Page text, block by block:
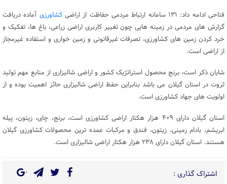
فتاحی ادامه داد: ۱۳۱ سامانه ارتباط مردمی حفاظت از اراضی
کشاورزی آماده دریافت
گزارش های مردمی در زمینه هایی چون تغییر کاربری اراضی زراعی، باغ ها، تفکیک و
خرد کردن زمین های کشاورزی، تصرفات غیرقانونی و زمین خواری و استفاده غیرمجاز
از اراضی است.
شایان ذکر است، برنج محصول استراتژیک کشور و اراضی شالیزاری از منابع مهم تولید
ثروت در استان گیلان می باشد بنابراین حفظ اراضی شالیزاری حائز اهمیت بوده و از
اولویت های جهاد کشاورزی است.
استان گیلان دارای ۴۰۹ هزار هکتار اراضی کشاورزی است، برنج، چای، زیتون، پیله
ابریشم، بادام زمینی، زیتون، فندق و مرکبات عمده ترین محصولات کشاورزی گیلان
هستند. استان گیلان دارای ۲۳۸ هزار هکتار اراضی شالیزاری است.
اشتراک گذاری :